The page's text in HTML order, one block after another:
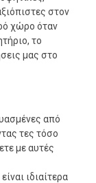
στον
χώρο όταν
το
μας στο
από
τες τόσο
με αυτές
ιδιαίτερα